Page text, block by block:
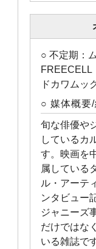
○ 不定期：
FREECELL
ドカワムッ
○ 媒体概要
旬な俳優や
しているカ
す。映画を
属している
ル・アーテ
ンタビュー
ジャニーズ
だけではな
いる雑誌で